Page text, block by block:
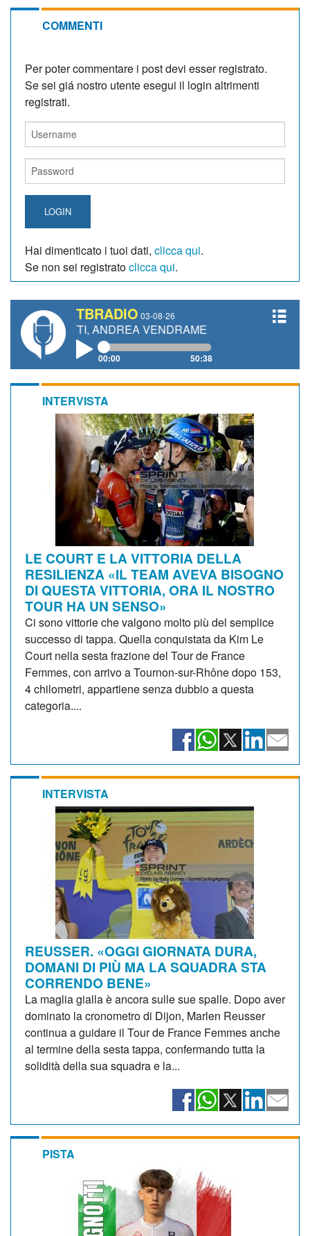
COMMENTI
Per poter commentare i post devi esser registrato.
Se sei giá nostro utente esegui il login altrimenti
registrati.
LOGIN
Hai dimenticato i tuoi dati, clicca qui.
Se non sei registratoclicca qui.
TBRADIO 03-08-26
ANDREA VENDRAME, FILIPPO FIORELLI
00:00 50:38
INTERVISTA
LE COURT E LA VITTORIA DELLA
RESILIENZA «IL TEAM AVEVA BISOGNO
DI QUESTA VITTORIA, ORA IL NOSTRO
TOUR HA UN SENSO»
Ci sono vittorie che valgono molto più del semplice
successo di tappa. Quella conquistata da Kim Le
Court nella sesta frazione del Tour de France
Femmes, con arrivo a Tournon-sur-Rhône dopo 153,
4 chilometri, appartiene senza dubbio a questa
categoria....
INTERVISTA
REUSSER. «OGGI GIORNATA DURA,
DOMANI DI PIÙ MA LA SQUADRA STA
CORRENDO BENE»
La maglia gialla è ancora sulle sue spalle. Dopo aver
dominato la cronometro di Dijon, Marlen Reusser
continua a guidare il Tour de France Femmes anche
al termine della sesta tappa, confermando tutta la
solidità della sua squadra e la...
PISTA